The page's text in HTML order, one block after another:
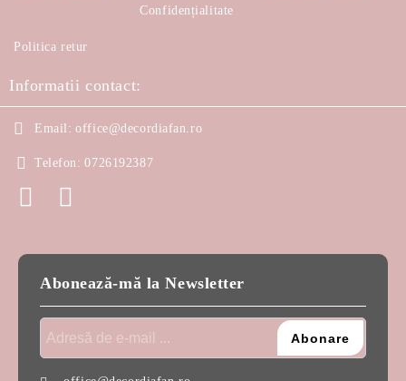
Confidențialitate
Politica retur
Informatii contact:
Email: office@decordiafan.ro
Telefon: 0726192387
Abonează-mă la Newsletter